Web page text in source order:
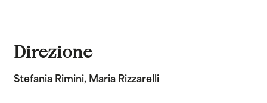
Direzione
Stefania Rimini, Maria Rizzarelli